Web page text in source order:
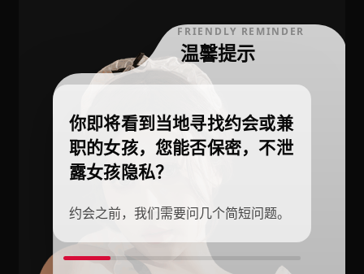
FRIENDLY REMINDER
温馨提示
你即将看到当地寻找约会或兼
职的女孩，您能否保密，不泄
露女孩隐私？
约会之前，我们需要问几个简短问题。